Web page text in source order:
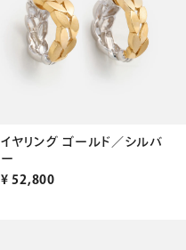
イヤリング ゴールド／シルバ
ー
¥ 52,800